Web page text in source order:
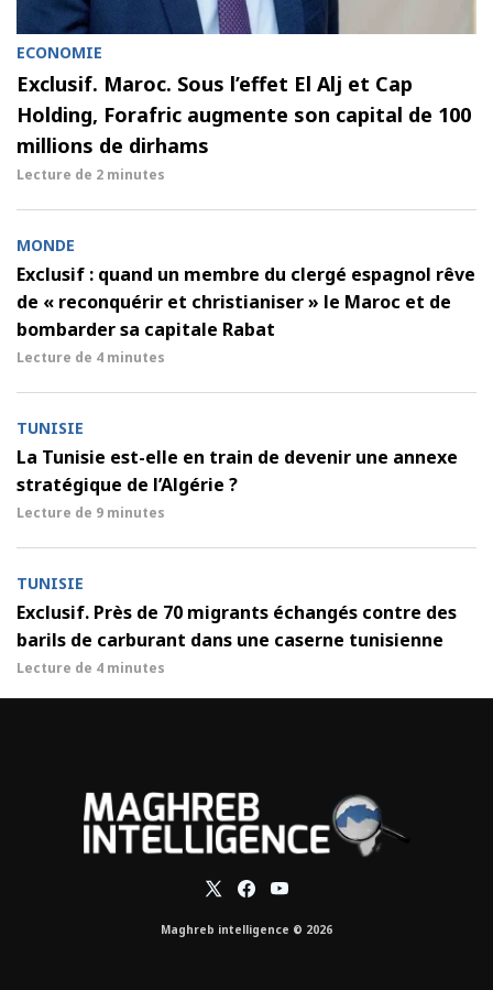
ECONOMIE
Exclusif. Maroc. Sous l’effet El Alj et Cap
Holding, Forafric augmente son capital de 100
millions de dirhams
Lecture de 2 minutes
MONDE
Exclusif : quand un membre du clergé espagnol rêve
de « reconquérir et christianiser » le Maroc et de
bombarder sa capitale Rabat
Lecture de 4 minutes
TUNISIE
La Tunisie est-elle en train de devenir une annexe
stratégique de l’Algérie ?
Lecture de 9 minutes
TUNISIE
Exclusif. Près de 70 migrants échangés contre des
barils de carburant dans une caserne tunisienne
Lecture de 4 minutes
Maghreb intelligence © 2026